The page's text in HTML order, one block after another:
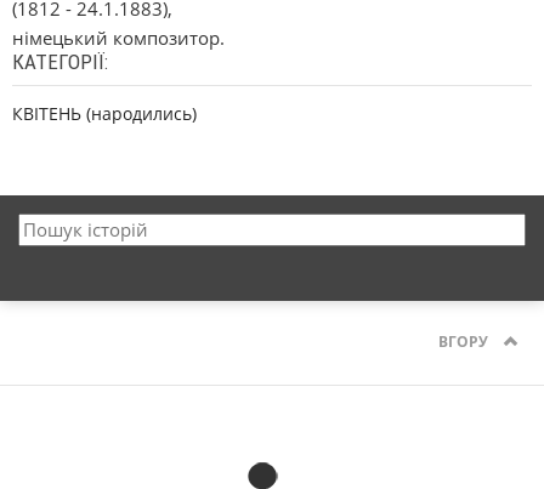
(1812 - 24.1.1883),
німецький композитор.
КАТЕГОРІЇ:
КВІТЕНЬ (народились)
ВГОРУ